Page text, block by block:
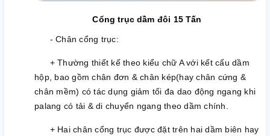
Cổng trục dầm đôi 15 Tấn
- Chân cổng trục:
+ Thường thiết kế theo kiểu chữ A với kết cấu dầm
hộp, bao gồm chân đơn & chân kép(hay chân cứng &
chân mềm) có tác dụng giảm tối đa dao động ngang khi
palang có tải & di chuyển ngang theo dầm chính.
+ Hai chân cổng trục được đặt trên hai dầm biên hay